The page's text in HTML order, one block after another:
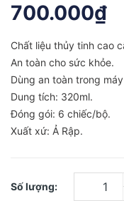
700.000₫
Chất liệu thủy tinh cao
An toàn cho sức khỏe.
Dùng an toàn trong
Dung tích: 320ml.
Đóng gói: 6 chiếc/bộ.
Xuất xứ: Ả Rập.
Số lượng: